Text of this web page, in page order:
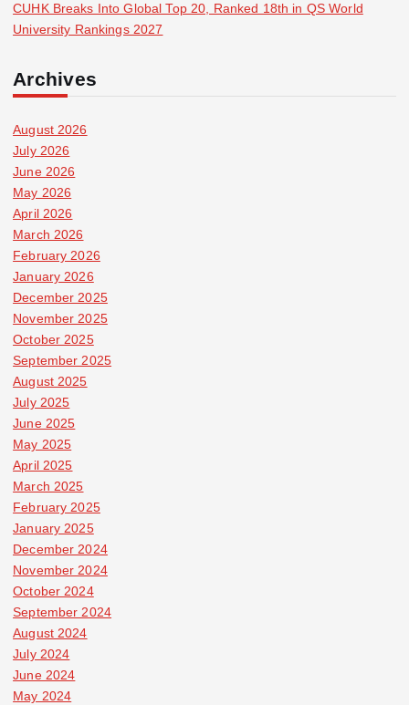
CUHK Breaks Into Global Top 20, Ranked 18th in QS World
University Rankings 2027
Archives
August 2026
July 2026
June 2026
May 2026
April 2026
March 2026
February 2026
January 2026
December 2025
November 2025
October 2025
September 2025
August 2025
July 2025
June 2025
May 2025
April 2025
March 2025
February 2025
January 2025
December 2024
November 2024
October 2024
September 2024
August 2024
July 2024
June 2024
May 2024